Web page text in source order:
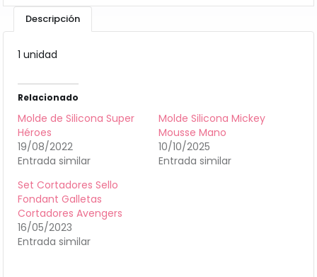
Descripción
1 unidad
Relacionado
Molde de Silicona Super
Héroes
19/08/2022
Entrada similar
Molde Silicona Mickey
Mousse Mano
10/10/2025
Entrada similar
Set Cortadores Sello
Fondant Galletas
Cortadores Avengers
16/05/2023
Entrada similar